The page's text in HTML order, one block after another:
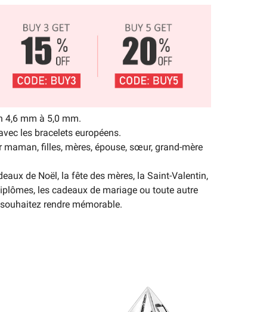
4,6 mm à 5,0 mm.
les bracelets européens.
filles, mères, épouse, sœur, grand-mère
de Noël, la fête des mères, la Saint-Valentin,
les cadeaux de mariage ou toute autre
rendre mémorable.